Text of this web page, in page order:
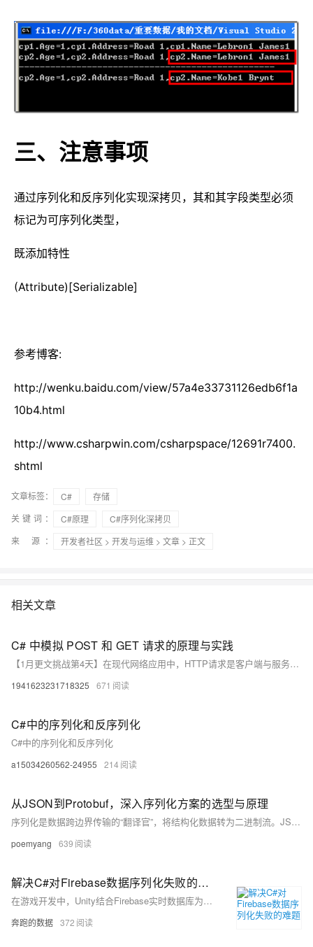
三、注意事项
通过序列化和反序列化实现深拷贝，其和其字段类型必须
标记为可序列化类型，
既添加特性
(Attribute)[Serializable]
参考博客:
http://wenku.baidu.com/view/57a4e33731126edb6f1a
10b4.html
http://www.csharpwin.com/csharpspace/12691r7400.
shtml
文章标签： C#
存储
关键词：
C#原理
C#序列化深拷贝
来 源：
开发者社区 > 开发与运维 > 文章 > 正文
相关文章
C# 中模拟 POST 和 GET 请求的原理与实践
【1月更文挑战第4天】在现代网络应用中，HTTP请求是客户端与服务器交互的基础。其中，GET和POST是最常用的两种请求方法。本文将介绍如何使用C#语言模拟这两种请求，并解释其背后的工作原理。我们将利用.NET框架中的HttpClient类来发送请求，并处理服务器的响应。通过本文，读者将能够理解HTTP请求的基本构成，学会在C#中编写代码来模拟这些请求，进而在开发过程中实现与Web服务的交互。
1941623231718325 671
C#中的序列化和反序列化
C#中的序列化和反序列化
a15034260562-24955 214
从JSON到Protobuf，深入序列化方案的选型与原理
序列化是数据跨边界传输的“翻译官”，将结构化数据转为二进制流。JSON可读性强但冗余大，Protobuf高效紧凑、性能优越，成主流选择。不同场景需权衡标准化与定制优化，选最合适方案。
poemyang 639
解决C#对Firebase数据序列化失败的难题
在游戏开发中，Unity结合Firebase实时数据库为开发者提供强大支持，但在C#中进行数据序列化和反序列化时常遇难题。文章剖析了数据丢失或反序列化失败的原因，并给出解决方案，包括使用`JsonUtility`、确保字段标记为`[Serializable]`以及正确配置网络请求。示例代码演示了如何在Unity环境中实现Firebase数据的序列化和反序列化，并通过设置代理IP、Cookies和User-Agent来增强网络请求的安全性。这些技巧有助于确保数据完整传输，提升开发效率。
奔跑的数据 372